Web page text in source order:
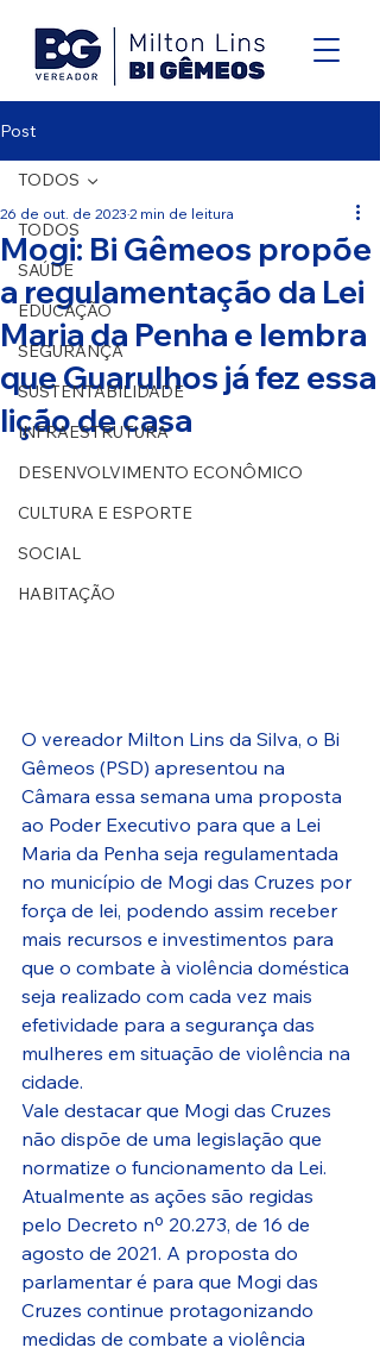
Post
TODOS
SAÚDE
EDUCAÇÃO
SEGURANÇA
SUSTENTABILIDADE
INFRAESTRUTURA
DESENVOLVIMENTO ECONÔMICO
CULTURA E ESPORTE
SOCIAL
HABITAÇÃO
TODOS
Mogi: Bi Gêmeos propõe
a regulamentação da Lei
Maria da Penha e lembra
que Guarulhos já fez essa
lição de casa
26 de out. de 2023 2 min de leitura
O vereador Milton Lins da Silva, o Bi
Gêmeos (PSD) apresentou na
Câmara essa semana uma proposta
ao Poder Executivo para que a Lei
Maria da Penha seja regulamentada
no município de Mogi das Cruzes por
força de lei, podendo assim receber
mais recursos e investimentos para
que o combate à violência doméstica
seja realizado com cada vez mais
efetividade para a segurança das
mulheres em situação de violência na
cidade.
Vale destacar que Mogi das Cruzes
não dispõe de uma legislação que
normatize o funcionamento da Lei.
Atualmente as ações são regidas
pelo Decreto nº 20.273, de 16 de
agosto de 2021. A proposta do
parlamentar é para que Mogi das
Cruzes continue protagonizando
medidas de combate a violência